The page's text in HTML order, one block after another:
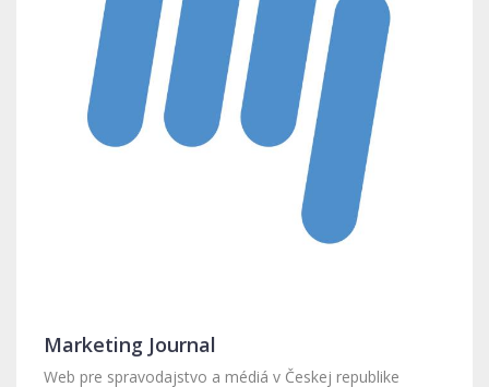
Marketing Journal
Web pre spravodajstvo a médiá v Českej republike